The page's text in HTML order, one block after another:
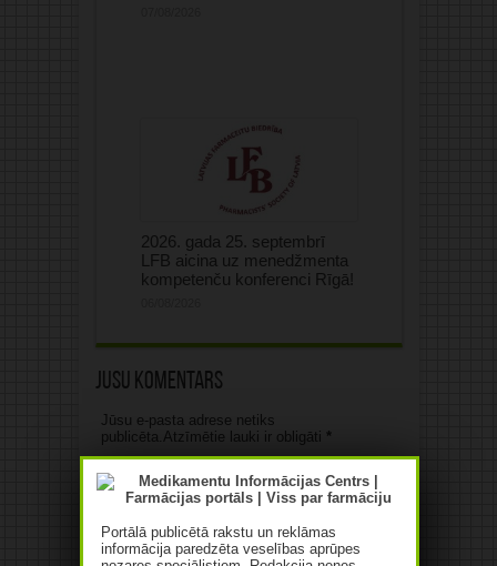
2026. gada 25. septembrī
LFB aicina uz menedžmenta
kompetenču konferenci Rīgā!
Jūsu komentārs
Jūsu e-pasta adrese netiks
publicēta.Atzīmētie lauki ir obligāti *
Portālā publicētā rakstu un reklāmas
informācija paredzēta veselības aprūpes